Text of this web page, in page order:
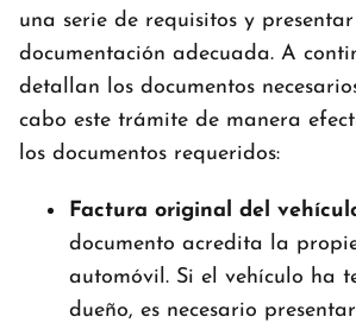
una serie de requisitos y
documentación adecuada. A
detallan los documentos
cabo este trámite de manera
los documentos requeridos:
Factura original del
documento acredita la
automóvil. Si el vehículo ha
dueño, es necesario